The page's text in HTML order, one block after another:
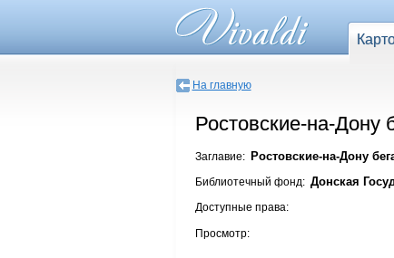
На главную
Ростовские-на-Дону
Заглавие: Ростовские-на-Дону
Библиотечный фонд: Донская
Доступные права:
Просмотр: